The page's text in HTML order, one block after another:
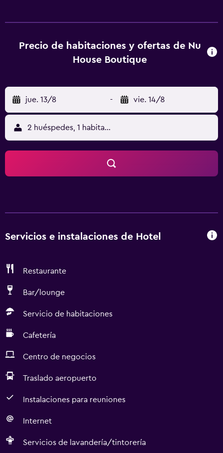
tecnología más reciente.
Precio de habitaciones y ofertas de Nu
House Boutique
jue. 13/8 - vie. 14/8
2 huéspedes, 1 habitación
Servicios e instalaciones de Hotel
Restaurante
Bar/lounge
Servicio de habitaciones
Cafetería
Centro de negocios
Traslado aeropuerto
Instalaciones para reuniones
Internet
Servicios de lavandería/tintorería